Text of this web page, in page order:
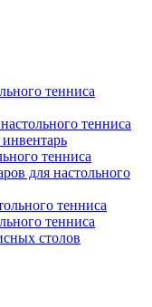
тенниса
тенниса
тенниса
для настольного
тенниса
тенниса
столов